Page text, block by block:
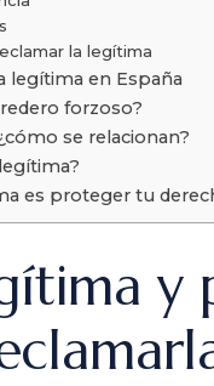
la legítima
legítima en España
forzoso?
se relacionan?
es proteger tu
y